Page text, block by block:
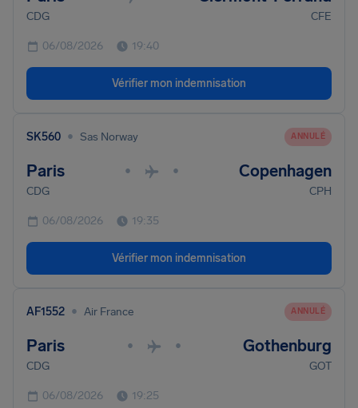
CDG CFE
06/08/2026 19:40
Vérifier mon indemnisation
SK560 • Sas Norway ANNULÉ
Paris • • Copenhagen
CDG CPH
06/08/2026 19:35
Vérifier mon indemnisation
AF1552 • Air France ANNULÉ
Paris • • Gothenburg
CDG GOT
06/08/2026 19:25